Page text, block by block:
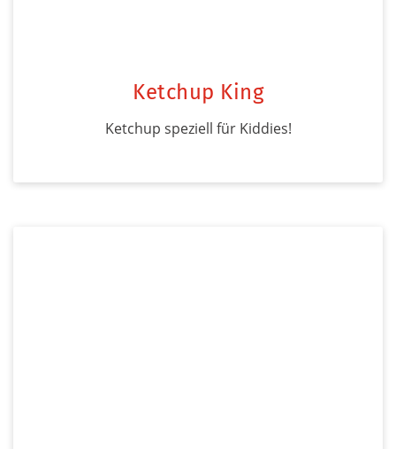
Ketchup King
Ketchup speziell für Kiddies!